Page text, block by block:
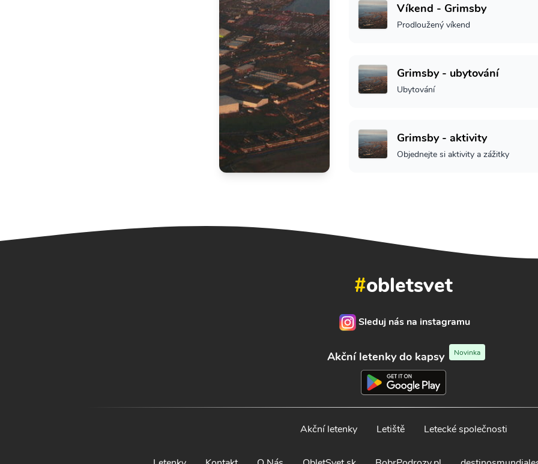
Víkend - Grimsby
Prodloužený víkend
Grimsby - ubytování
Ubytování
Grimsby - aktivity
Objednejte si aktivity a zážitky
#obletsvet
Sleduj nás na instagramu
Akční letenky do kapsy Novinka
Akční letenky Letiště Letecké společnosti